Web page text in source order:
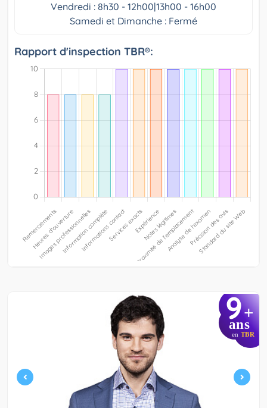
Vendredi : 8h30 - 12h00|13h00 - 16h00
Samedi et Dimanche : Fermé
Rapport d'inspection TBR®:
9+
ans
en TBR